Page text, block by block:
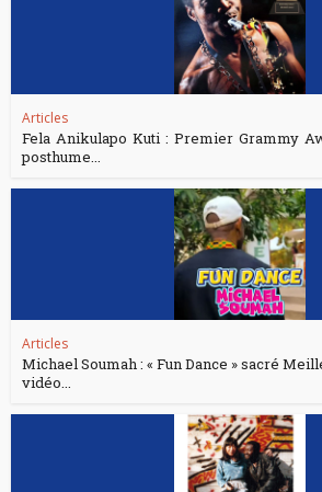
Articles
Fela Anikulapo Kuti : Premier Grammy
posthume...
Articles
Michael Soumah : « Fun Dance » sacré
vidéo...